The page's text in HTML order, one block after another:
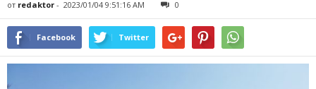
от redaktor - 2023/01/04 9:51:16 AM 0
Facebook Twitter